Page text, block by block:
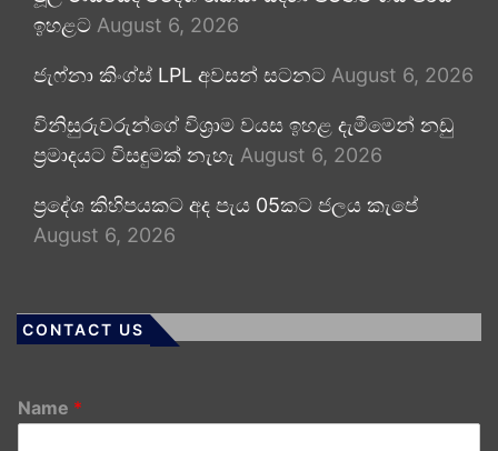
ඉහළට August 6, 2026
ජැෆ්නා කිංග්ස් LPL අවසන් සටනට August 6, 2026
විනිසුරුවරුන්ගේ විශ්‍රාම වයස ඉහළ දැමීමෙන් නඩු
ප්‍රමාදයට විසඳුමක් නැහැ August 6, 2026
ප්‍රදේශ කිහිපයකට අද පැය 05කට ජලය කැපේ
August 6, 2026
CONTACT US
Name *